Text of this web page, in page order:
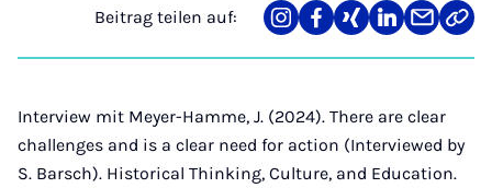
Beitrag teilen auf:
Teilen
auf
Teilen
auf
Teilen
auf
Teilen
auf
Teilen
über
Link
Interview mit Meyer-Hamme, J. (2024). There are clear
challenges and is a clear need for action (Interviewed by
S. Barsch). Historical Thinking, Culture, and Education.